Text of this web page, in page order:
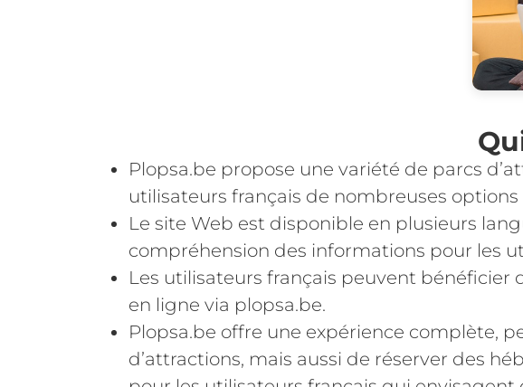
Plopsa.be propose une variété de parcs
utilisateurs français de nombreuses
Le site Web est disponible en plusieurs
compréhension des informations pour les
Les utilisateurs français peuvent
en ligne via plopsa.be.
Plopsa.be offre une expérience complète,
d’attractions, mais aussi de réserver des